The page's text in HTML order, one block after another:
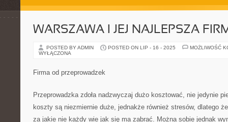
WARSZAWA I JEJ NAJLEPSZA
POSTED BY ADMIN POSTED ON LIP - 16 - 2025
MOŻLIWOŚĆ
WYŁĄCZONA
Firma od przeprowadzek
Przeprowadzka zdoła nadzwyczaj dużo kosztować, nie jedynie
koszty są niezmiernie duże, jednakże również stresów, dlatego
za jakie nie każdy wie jak się ma zabrać. Można sobie jednak